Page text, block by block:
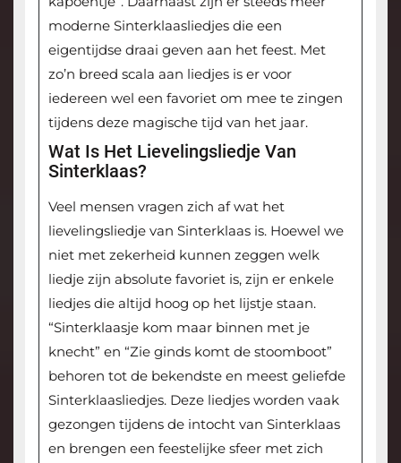
moderne Sinterklaasliedjes die een
eigentijdse draai geven aan het feest. Met
zo’n breed scala aan liedjes is er voor
iedereen wel een favoriet om mee te zingen
tijdens deze magische tijd van het jaar.
Wat Is Het Lievelingsliedje Van
Sinterklaas?
Veel mensen vragen zich af wat het
lievelingsliedje van Sinterklaas is. Hoewel we
niet met zekerheid kunnen zeggen welk
liedje zijn absolute favoriet is, zijn er enkele
liedjes die altijd hoog op het lijstje staan.
“Sinterklaasje kom maar binnen met je
knecht” en “Zie ginds komt de stoomboot”
behoren tot de bekendste en meest geliefde
Sinterklaasliedjes. Deze liedjes worden vaak
gezongen tijdens de intocht van Sinterklaas
en brengen een feestelijke sfeer met zich